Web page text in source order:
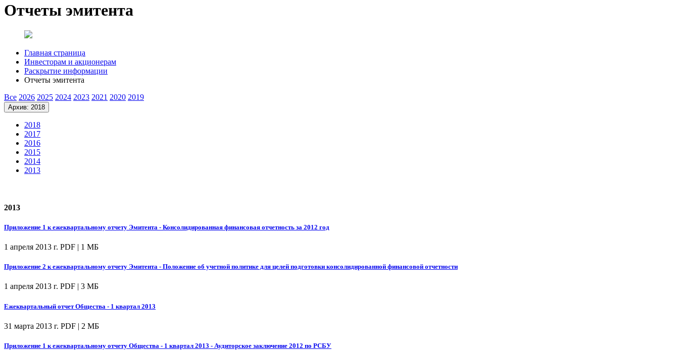
Отчеты эмитента
Главная страница
Инвесторам и акционерам
Раскрытие информации
Отчеты эмитента
Все 2026 2025 2024 2023 2021 2020 2019
Архив: 2018
2018
2017
2016
2015
2014
2013
2013
Приложение 1 к ежеквартальному отчету Эмитента - Консолидированная финансовая отчетность за 2012 год
1 апреля 2013 г. PDF | 1 МБ
Приложение 2 к ежеквартальному отчету Эмитента - Положение об учетной политике для целей подготовки консолидированной финансовой отчетности
1 апреля 2013 г. PDF | 3 МБ
Ежеквартальный отчет Общества - 1 квартал 2013
31 марта 2013 г. PDF | 2 МБ
Приложение 1 к ежеквартальному отчету Общества - 1 квартал 2013 - Аудиторское заключение 2012 по РСБУ